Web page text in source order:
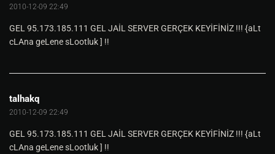
2010-12-09 22:49
GEL 95.173.185.111 GEL JAİL SERVER GERÇEK KEYİFİNİZ !!! {aLt
cLAna geLene sLootluk ] !!
talhakq
2010-12-09 22:49
GEL 95.173.185.111 GEL JAİL SERVER GERÇEK KEYİFİNİZ !!! {aLt
cLAna geLene sLootluk ] !!